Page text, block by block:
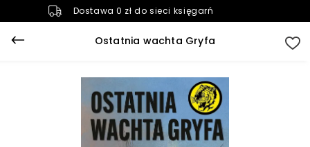
Dostawa 0 zł do sieci księgarń
Ostatnia wachta Gryfa